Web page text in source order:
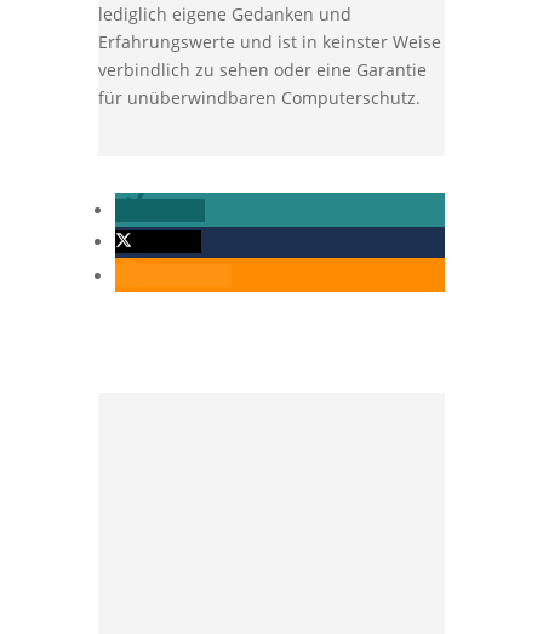
lediglich eigene Gedanken und
Erfahrungswerte und ist in keinster Weise
verbindlich zu sehen oder eine Garantie
für unüberwindbaren Computerschutz.